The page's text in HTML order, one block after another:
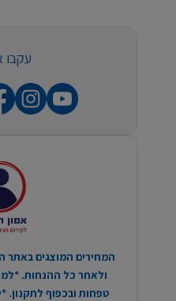
עקבו
המחירים המוצגים באתר
ולאחר כל ההנחות.
טפחות ובכפוף לתקנון.